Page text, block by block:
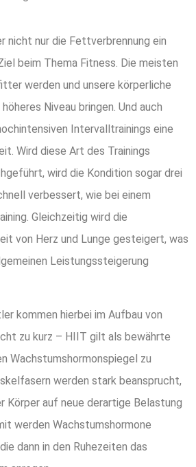
nicht nur die Fettverbrennung ein
beim Thema Fitness. Die meisten
werden und unsere körperliche
Niveau bringen. Und auch
Intervalltrainings eine
Wird diese Art des Trainings
wird die Kondition sogar drei
verbessert, wie bei einem
Gleichzeitig wird die
von Herz und Lunge gesteigert, was
Leistungssteigerung
kommen hierbei im Aufbau von
zu kurz – HIIT gilt als bewährte
Wachstumshormonspiegel zu
werden stark beansprucht,
Körper auf neue derartige Belastung
werden Wachstumshormone
dann in den Ruhezeiten das